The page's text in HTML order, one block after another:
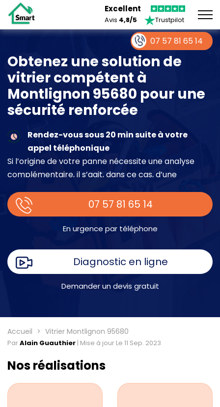
Excellent
Avis 4,8/5 Trustpilot
Obtenez une solution de
vitrier compétent à
Montlignon 95680 pour une
sécurité renforcée
Rendez-vous sous 20 min suite à votre
appel téléphonique
Si l’origine de votre panne nécessite une analyse
complémentaire, il s’agit, dans ce cas, d’une
place.
07 57 81 65 14
En urgence par téléphone
Diagnostic en ligne
Demander un devis gratuit
Accueil Vitrier Montlignon 95680
ParAlain Guauthier | Mise à jour Le 11 Sep. 2023
Nos réalisations
07 57 81 65 14